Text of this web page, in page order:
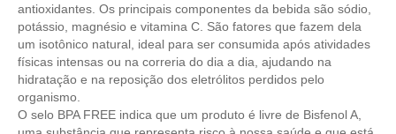
antioxidantes. Os principais componentes da bebida são sódio,
potássio, magnésio e vitamina C. São fatores que fazem dela
um isotônico natural, ideal para ser consumida após atividades
físicas intensas ou na correria do dia a dia, ajudando na
hidratação e na reposição dos eletrólitos perdidos pelo
organismo.
O selo BPA FREE indica que um produto é livre de Bisfenol A,